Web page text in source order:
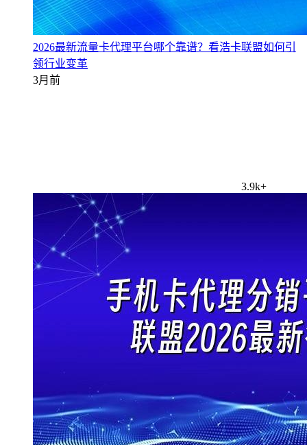
2026最新流量卡代理平台哪个靠谱？看浩卡联盟如何引
领行业变革
3月前
3.9k+